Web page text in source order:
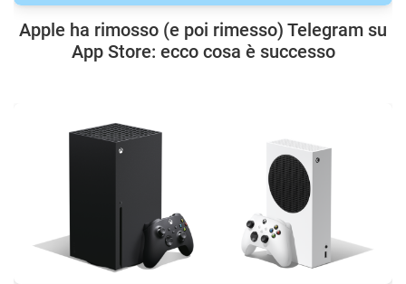
Apple ha rimosso (e poi rimesso) Telegram su
App Store: ecco cosa è successo